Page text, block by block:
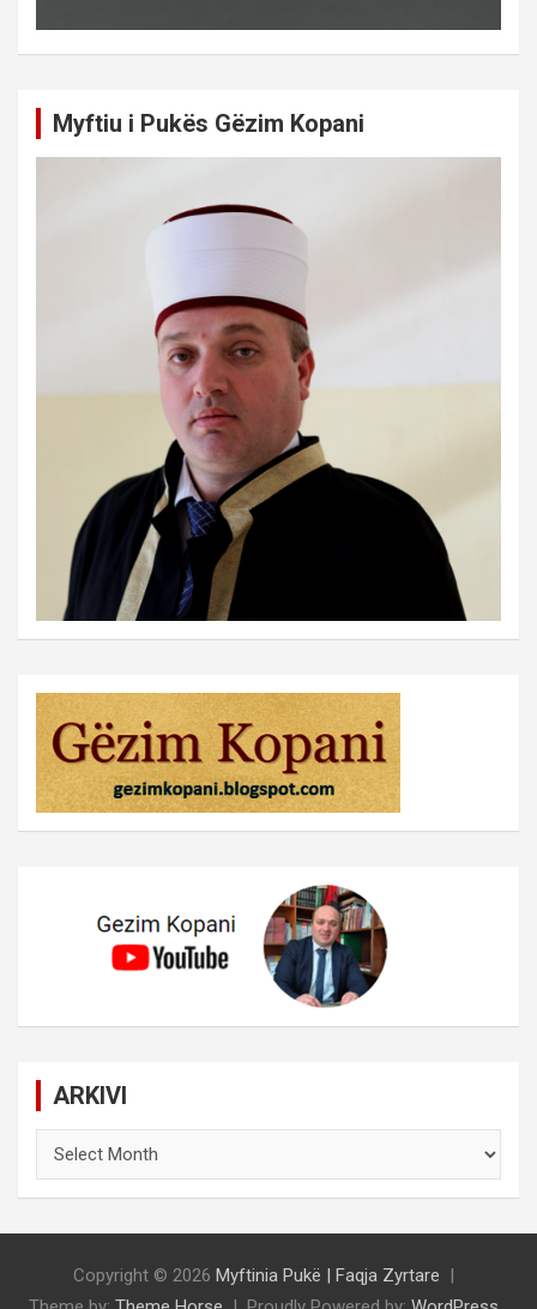
Myftiu i Pukës Gëzim Kopani
ARKIVI
Copyright © 2026 Myftinia Pukë | Faqja Zyrtare